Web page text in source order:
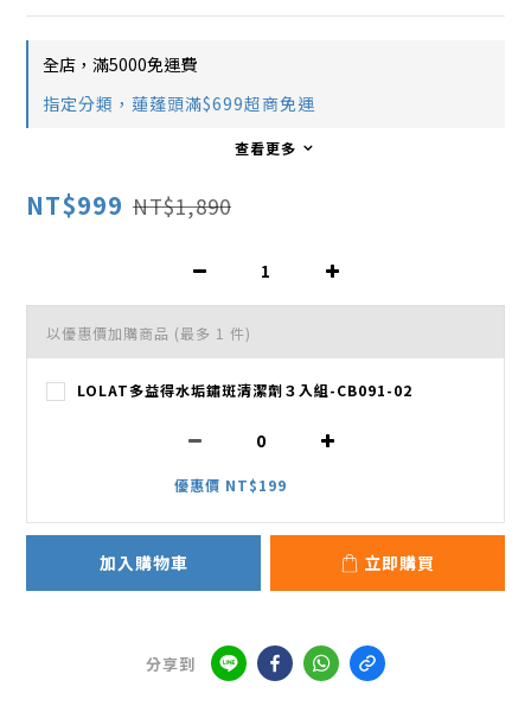
全店，滿5000免運費
指定分類，蓮蓬頭滿$699超商免運
查看更多
NT$999 NT$1,890
以優惠價加購商品 (最多 1 件)
LOLAT多益得水垢鏽斑清潔劑３入組-CB091-02
優惠價 NT$199
加入購物車 立即購買
分享到